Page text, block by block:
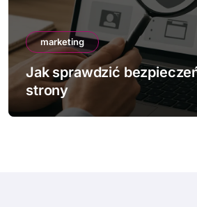
marketing
Jak sprawdzić
strony